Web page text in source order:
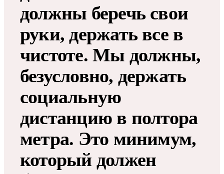
должны беречь свои
руки, держать все в
чистоте. Мы должны,
безусловно, держать
социальную
дистанцию в полтора
метра. Это минимум,
который должен